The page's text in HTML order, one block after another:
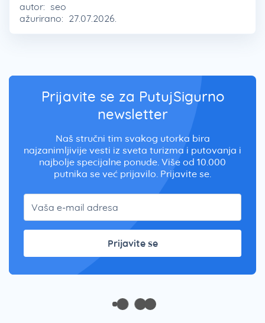
autor: seo
ažurirano: 27.07.2026.
Prijavite se za PutujSigurno
newsletter
Naš stručni tim svakog utorka bira
najzanimljivije vesti iz sveta turizma i putovanja i
najbolje specijalne ponude. Više od 10.000
putnika se već prijavilo. Prijavite se.
Prijavite se